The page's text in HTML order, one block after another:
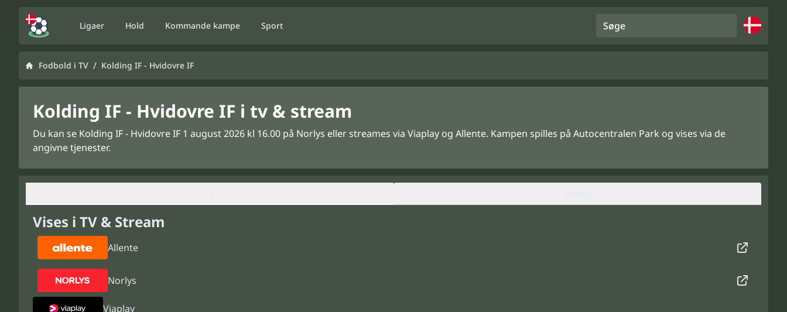
Ligaer Hold Kommande kampe Sport Søge
Fodbold i TV / Kolding IF - Hvidovre IF
Kolding IF - Hvidovre IF i tv & stream
Du kan se Kolding IF - Hvidovre IF 1 august 2026 kl 16.00 på Norlys eller streames via Viaplay og Allente. Kampen spilles på Autocentralen Park og vises via de
angivne tjenester.
Vises i TV & Stream
Allente
Norlys
Viaplay